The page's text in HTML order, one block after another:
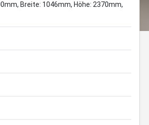
Breite: 1046mm, Höhe: 2370mm,